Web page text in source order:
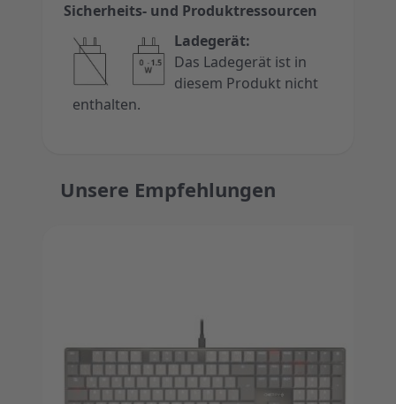
Sicherheits- und Produktressourcen
Ladegerät:
Das Ladegerät ist in
diesem Produkt nicht
enthalten.
Unsere Empfehlungen